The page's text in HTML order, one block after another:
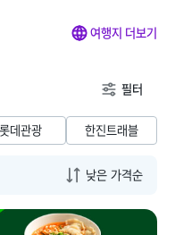
여행지 더보기
필터
롯데관광 한진트래블
나
전
뉴
기
해외호텔 해외항공